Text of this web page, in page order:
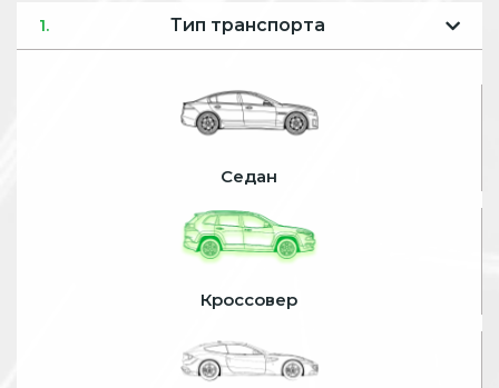
1. Тип транспорта
Седан
Кроссовер